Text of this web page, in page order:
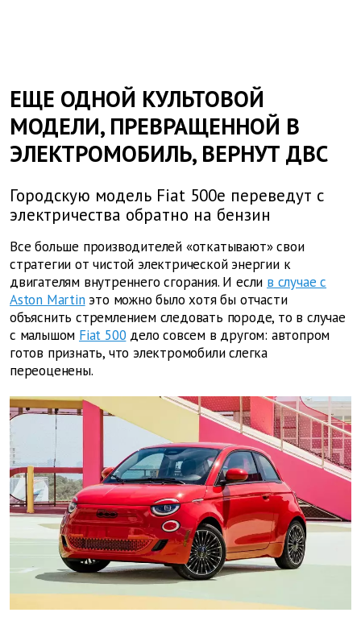
ЕЩЕ ОДНОЙ КУЛЬТОВОЙ
МОДЕЛИ, ПРЕВРАЩЕННОЙ В
ЭЛЕКТРОМОБИЛЬ, ВЕРНУТ ДВС
Городскую модель Fiat 500e переведут с
электричества обратно на бензин
Все больше производителей «откатывают» свои
стратегии от чистой электрической энергии к
двигателям внутреннего сгорания. И если в случае с
Aston Martinэто можно было хотя бы отчасти
объяснить стремлением следовать породе, то в случае
с малышом Fiat 500 дело совсем в другом: автопром
готов признать, что электромобили слегка
переоценены.